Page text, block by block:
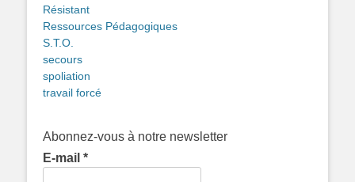
Résistant
Ressources Pédagogiques
S.T.O.
secours
spoliation
travail forcé
Abonnez-vous à notre newsletter
E-mail *